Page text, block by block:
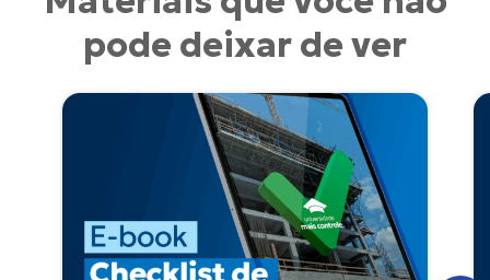
pode deixar de ver